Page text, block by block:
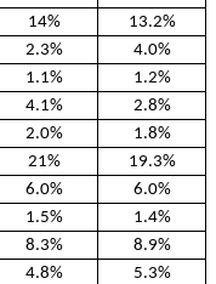
14%
13.2%
2.3%
4.0%
1.1%
1.2%
4.1%
2.8%
2.0%
1.8%
21%
19.3%
6.0%
6.0%
1.5%
1.4%
8.3%
8.9%
4.8%
5.3%